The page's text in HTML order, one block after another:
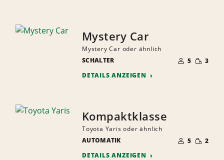
Mystery Car
Mystery Car oder ähnlich
SCHALTER
DER
MITFAHRER
5 GERINGE
MENGE
3
DETAILS ANZEIGEN
Kompaktklasse
Toyota Yaris oder ähnlich
AUTOMATIK
DER
MITFAHRER
5 GERINGE
MENGE
2
DETAILS ANZEIGEN